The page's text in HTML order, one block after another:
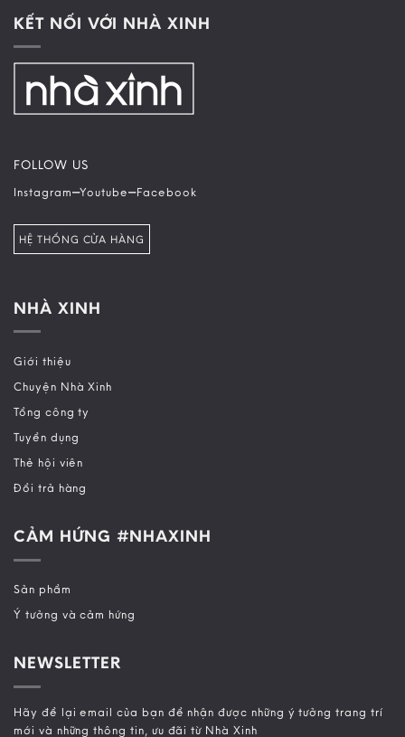
KẾT NỐI VỚI NHÀ XINH
FOLLOW US
Instagram–Youtube–Facebook
HỆ THỐNG CỬA HÀNG
NHÀ XINH
Giới thiệu
Chuyện Nhà Xinh
Tổng công ty
Tuyển dụng
Thẻ hội viên
Đổi trả hàng
CẢM HỨNG #NHAXINH
Sản phẩm
Ý tưởng và cảm hứng
NEWSLETTER
Hãy để lại email của bạn để nhận được những ý tưởng trang trí
mới và những thông tin, ưu đãi từ Nhà Xinh